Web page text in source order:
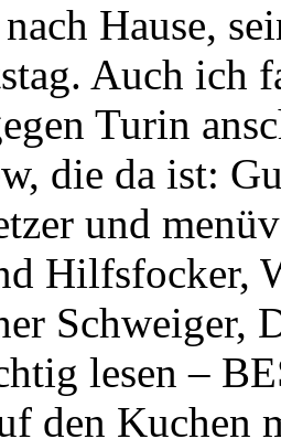
Hause,
Auch ich
Turin
die da ist:
und
Hilfsfocker,
Schweiger,
lesen –
den Kuchen